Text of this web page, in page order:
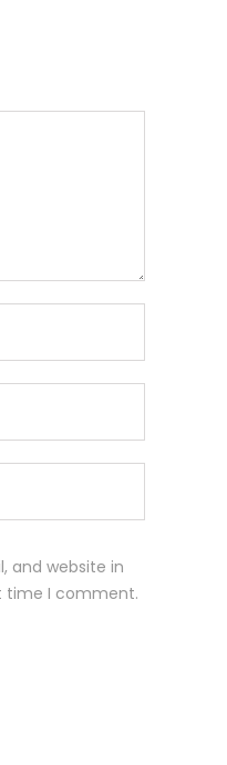
and website in
time I comment.